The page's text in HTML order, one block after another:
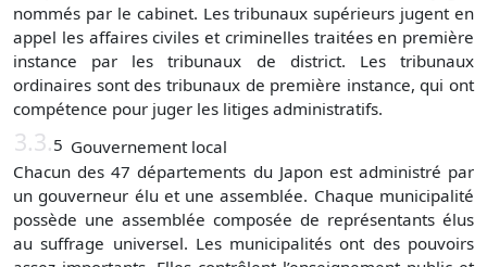
nommés par le cabinet. Les tribunaux supérieurs jugent en
appel les affaires civiles et criminelles traitées en première
instance par les tribunaux de district. Les tribunaux
ordinaires sont des tribunaux de première instance, qui ont
compétence pour juger les litiges administratifs.
3.3.5 Gouvernement local
Chacun des 47 départements du Japon est administré par
un gouverneur élu et une assemblée. Chaque municipalité
possède une assemblée composée de représentants élus
au suffrage universel. Les municipalités ont des pouvoirs